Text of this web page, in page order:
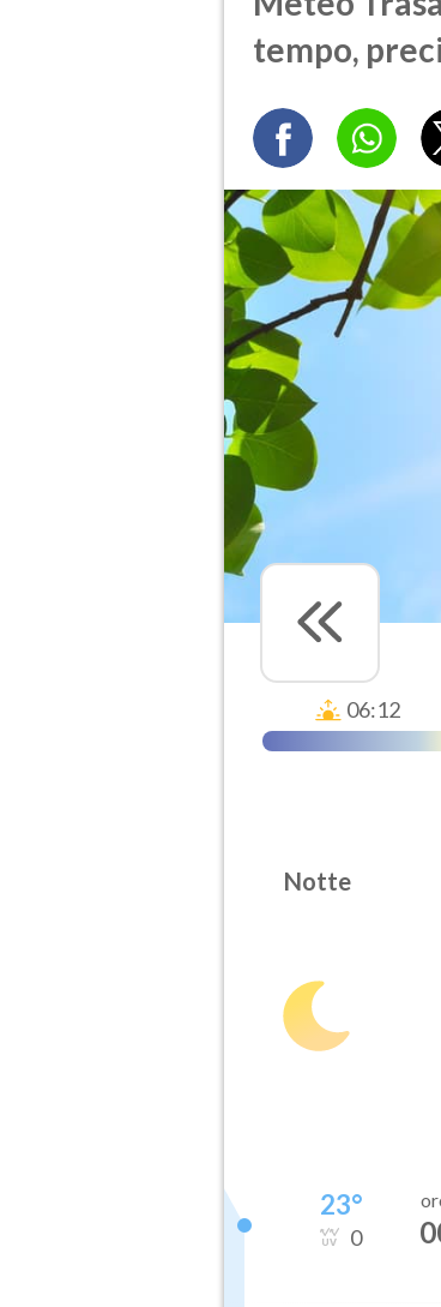
tempo,
06:12
Notte
23°
0